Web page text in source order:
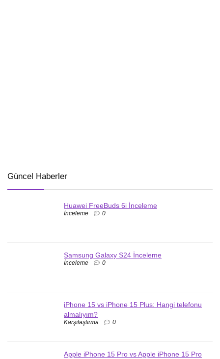
Güncel Haberler
Huawei FreeBuds 6i İnceleme
İnceleme 0
Samsung Galaxy S24 İnceleme
İnceleme 0
iPhone 15 vs iPhone 15 Plus: Hangi telefonu
almalıyım?
Karşılaştırma 0
Apple iPhone 15 Pro vs Apple iPhone 15 Pro